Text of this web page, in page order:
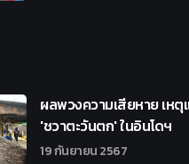
ผลพวงความเสียหาย เห
'ชวาตะวันตก' ในอินโดฯ
19 กันยายน 2567